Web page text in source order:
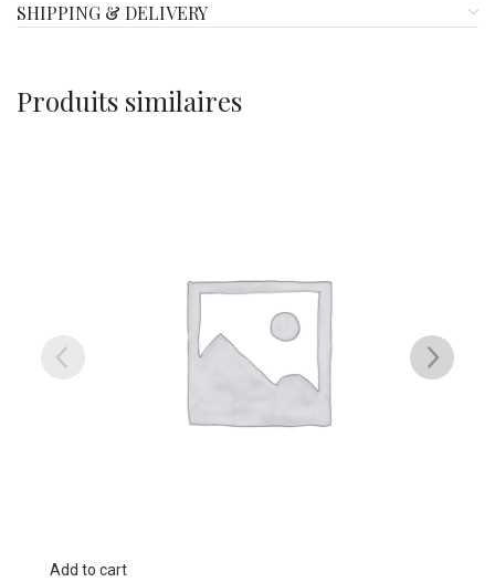
SHIPPING & DELIVERY
Produits similaires
Add to cart